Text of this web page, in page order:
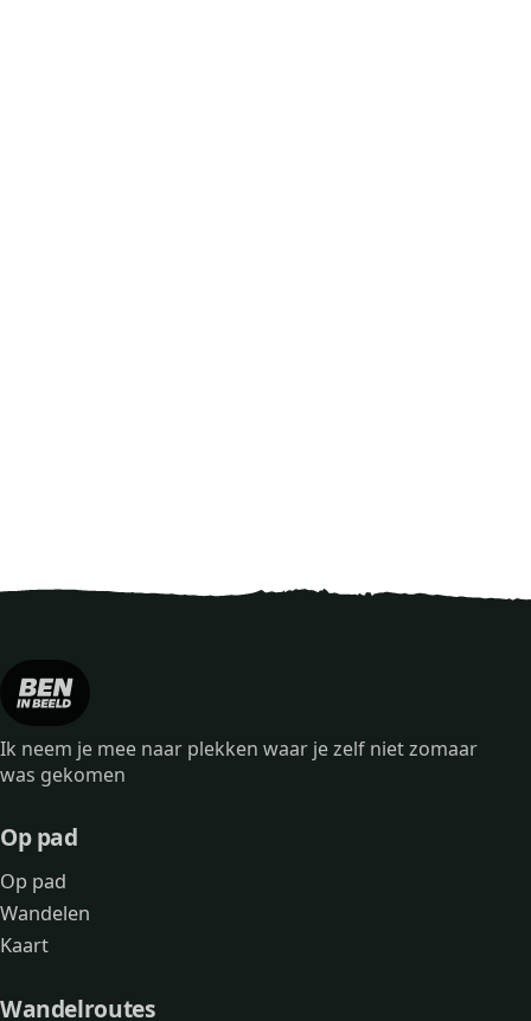
Ik neem je mee naar plekken waar je zelf niet zomaar
was gekomen
Op pad
Op pad
Wandelen
Kaart
Wandelroutes